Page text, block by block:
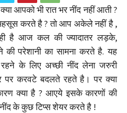
क्या आपको भी रात भर नींद नहीं आती ?
करते है ? तो आप अकेले नहीं है ,
है आज कल की ज्यादातर लड़के,
परेशानी का सामना करते है. यह
के लिए अच्छी नींद लेना जरुरी
पर करवटे बदलते रहते है। पर क्या
क्या है ? आएये इसके कारणों की
के कुछ टिप्स शेयर करते है !